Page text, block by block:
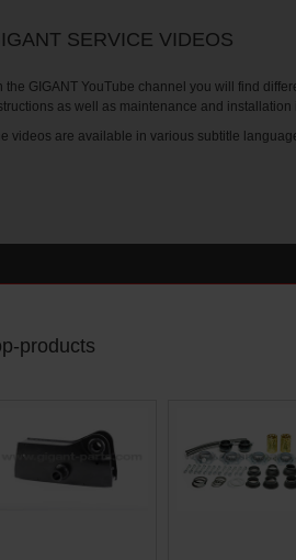
SERVICE VIDEOS
the GIGANT YouTube channel you will find
as well as maintenance and
videos are available in various subtitle
products